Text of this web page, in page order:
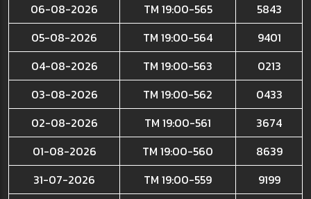
06-08-2026
TM 19:00-565
5843
05-08-2026
TM 19:00-564
9401
04-08-2026
TM 19:00-563
0213
03-08-2026
TM 19:00-562
0433
02-08-2026
TM 19:00-561
3674
01-08-2026
TM 19:00-560
8639
31-07-2026
TM 19:00-559
9199